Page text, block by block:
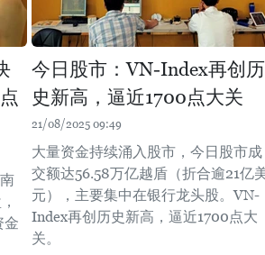
金
今日股市：VN-Index再创历
史新高，逼近1700点大关
21/08/2025 09:49
大量资金持续涌入股市，今日股市成
交额达56.58万亿越盾（折合逾21亿
元），主要集中在银行龙头股。VN-
Index再创历史新高，逼近1700点大
关。